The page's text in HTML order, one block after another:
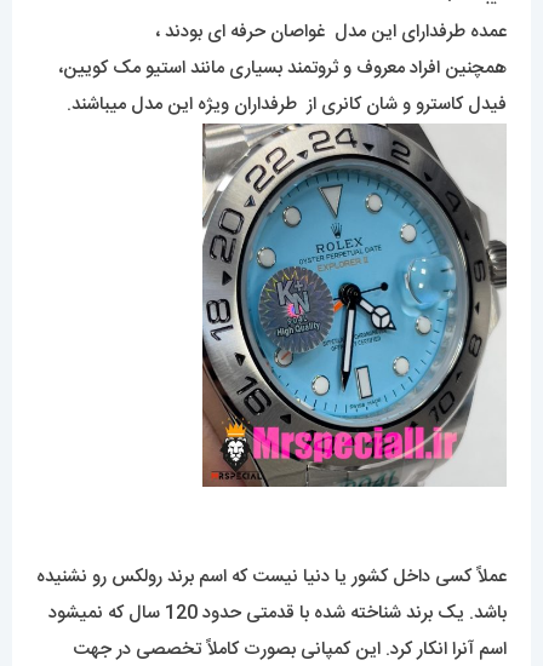
عمده طرفدارای این مدل غواصان حرفه ای بودند ،
همچنین افراد معروف و ثروتمند بسیاری مانند استیو مک کویین،
فیدل کاسترو و شان کانری از طرفداران ویژه این مدل میباشند.
عملاً کسی داخل کشور یا دنیا نیست که اسم برند رولکس رو نشنیده
باشد. یک برند شناخته شده با قدمتی حدود 120 سال که نمیشود
اسم آنرا انکار کرد. این کمپانی بصورت کاملاً تخصصی در جهت